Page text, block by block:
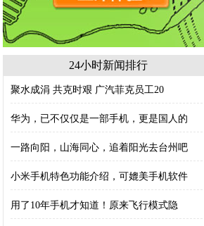
24小时新闻排行
聚水成涓 共克时艰 广汽菲克员工20
华为，已不仅仅是一部手机，更是国人的
一路向阳，山海同心，追着阳光去台州吧
小米手机特色功能介绍，可媲美手机软件
用了10年手机才知道！原来飞行模式隐